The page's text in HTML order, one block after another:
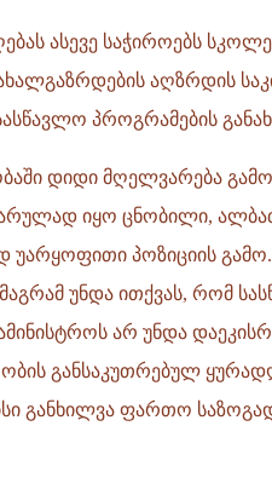
ასევე საჭიროებს
აღზრდის
პროგრამების
დიდი მღელვარება
იყო ცნობილი,
უარყოფითი პოზიციის
უნდა ითქვას, რომ
არ უნდა
განსაკუთრებულ
განხილვა ფართო